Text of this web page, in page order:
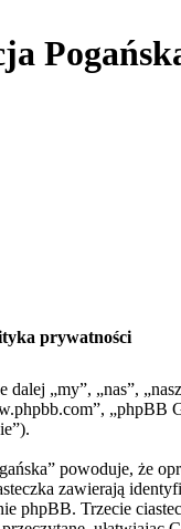
prywatności
„my”, „nas”,
„phpBB
powoduje, że
zawierają
phpBB. Trzecie